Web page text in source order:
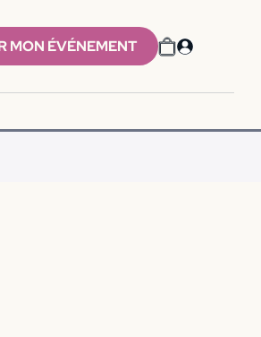
MON ÉVÉNEMENT